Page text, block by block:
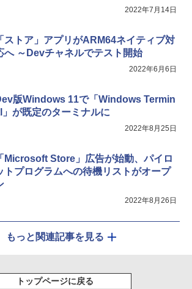
2022年7月14日
「ストア」アプリがARM64ネイティブ対
へ ～Devチャネルでテスト開始
2022年6月6日
版Windows 11で「Windows Termin
」が既定のターミナルに
2022年8月25日
「Microsoft Store」広告が始動、パイロ
トプログラムへの待機リストがオープ
2022年8月26日
もっと関連記事を見る
トップページに戻る